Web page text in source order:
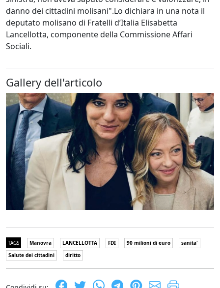
danno dei cittadini molisani".Lo dichiara in una nota il
deputato molisano di Fratelli d’Italia Elisabetta
Lancellotta, componente della Commissione Affari
Sociali.
Gallery dell'articolo
TAGS Manovra LANCELLOTTA FDI 90 milioni di euro
sanita'
Salute dei cittadini
diritto